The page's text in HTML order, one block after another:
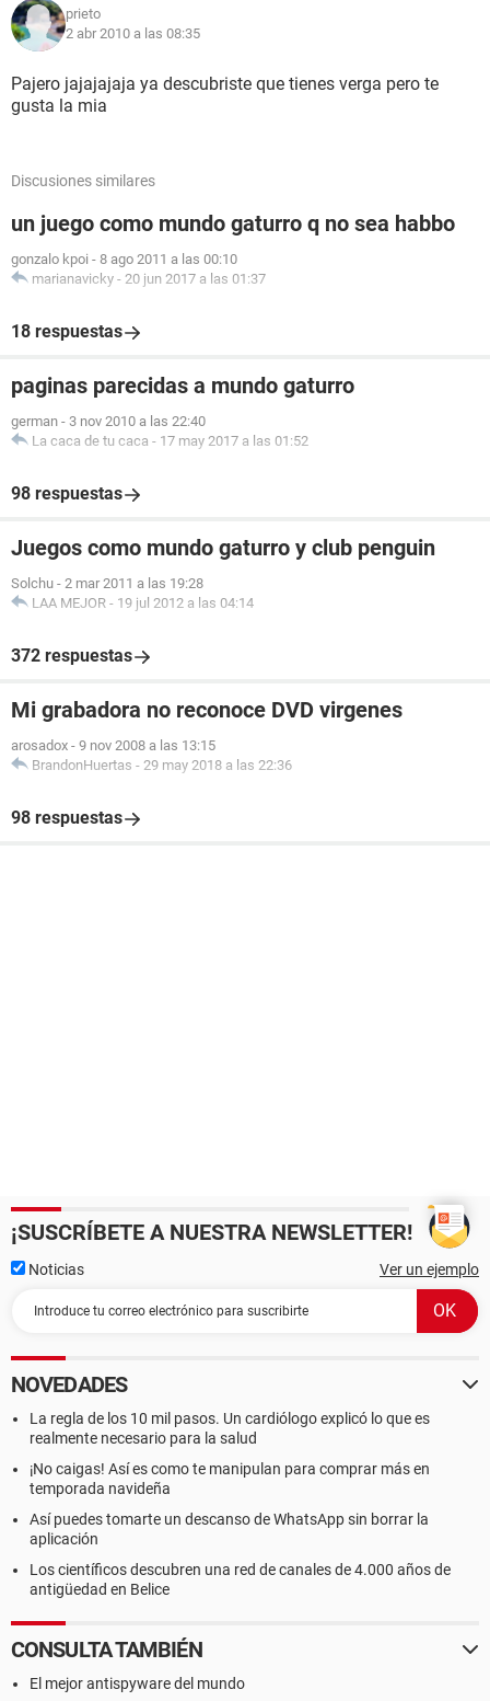
prieto
2 abr 2010 a las 08:35
Pajero jajajajaja ya descubriste que tienes verga pero te
gusta la mia
Discusiones similares
un juego como mundo gaturro q no sea habbo
gonzalo kpoi - 8 ago 2011 a las 00:10
marianavicky - 20 jun 2017 a las 01:37
18 respuestas
paginas parecidas a mundo gaturro
german - 3 nov 2010 a las 22:40
La caca de tu caca - 17 may 2017 a las 01:52
98 respuestas
Juegos como mundo gaturro y club penguin
Solchu - 2 mar 2011 a las 19:28
LAA MEJOR - 19 jul 2012 a las 04:14
372 respuestas
Mi grabadora no reconoce DVD virgenes
arosadox - 9 nov 2008 a las 13:15
BrandonHuertas - 29 may 2018 a las 22:36
98 respuestas
¡SUSCRÍBETE A NUESTRA NEWSLETTER!
Noticias Ver un ejemplo
NOVEDADES
La regla de los 10 mil pasos. Un cardiólogo explicó lo que es
realmente necesario para la salud
¡No caigas! Así es como te manipulan para comprar más en
temporada navideña
Así puedes tomarte un descanso de WhatsApp sin borrar la
aplicación
Los científicos descubren una red de canales de 4.000 años de
antigüedad en Belice
CONSULTA TAMBIÉN
El mejor antispyware del mundo